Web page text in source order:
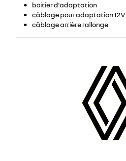
boitier d'adaptation
câblage pour adaptation 12V
câblage arrière rallonge